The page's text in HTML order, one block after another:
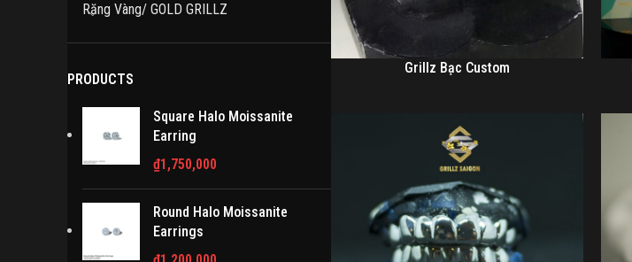
Răng Vàng/ GOLD GRILLZ
PRODUCTS
Square Halo Moissanite
Earring
₫1,750,000
Round Halo Moissanite
Earrings
Grillz Bạc Custom